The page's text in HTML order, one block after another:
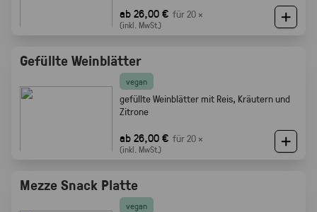
ab 26,00 € für 20 ×
(inkl. MwSt.)
Gefüllte Weinblätter
vegan
gefüllte Weinblätter mit Reis, Kräutern und
Zitrone
ab 26,00 € für 20 ×
(inkl. MwSt.)
Mezze Snack Platte
vegan